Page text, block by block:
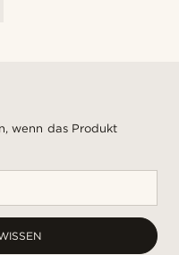
wenn das Produkt